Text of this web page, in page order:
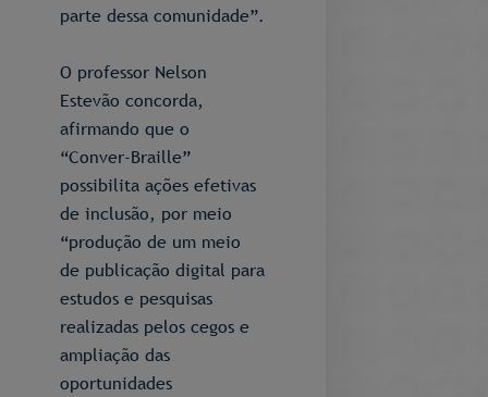
parte dessa comunidade”.
O professor Nelson
Estevão concorda,
afirmando que o
“Conver-Braille”
possibilita ações efetivas
de inclusão, por meio
“produção de um meio
de publicação digital para
estudos e pesquisas
realizadas pelos cegos e
ampliação das
oportunidades